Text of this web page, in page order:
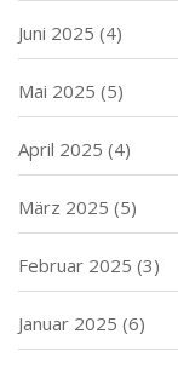
Juni 2025 (4)
Mai 2025 (5)
April 2025 (4)
März 2025 (5)
Februar 2025 (3)
Januar 2025 (6)